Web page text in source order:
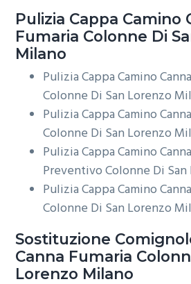
Pulizia Cappa Camino
Fumaria Colonne Di
Milano
Pulizia Cappa Camino
Colonne Di San Lorenzo
Pulizia Cappa Camino
Colonne Di San Lorenzo
Pulizia Cappa Camino
Preventivo Colonne Di
Pulizia Cappa Camino
Colonne Di San Lorenzo
Sostituzione
Canna Fumaria
Lorenzo Milano